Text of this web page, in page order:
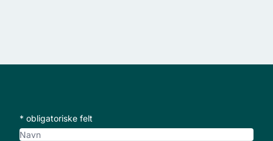
* obligatoriske felt
Navn